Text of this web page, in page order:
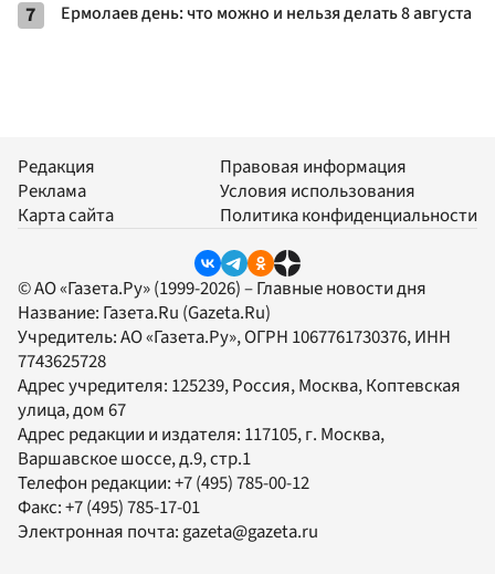
7 Ермолаев день: что можно и нельзя делать 8 августа
Редакция
Реклама
Карта сайта
Правовая информация
Условия использования
Политика конфиденциальности
© АО «Газета.Ру» (1999-2026) – Главные новости дня
Название: Газета.Ru (Gazeta.Ru)
Учредитель:АО «Газета.Ру», ОГРН 1067761730376, ИНН
7743625728
Адрес учредителя: 125239, Россия, Москва, Коптевская
улица, дом 67
Адрес редакции и издателя: 117105, г. Москва,
Варшавское шоссе, д.9, стр.1
Телефон редакции:+7 (495) 785-00-12
Факс:+7 (495) 785-17-01
Электронная почта:gazeta@gazeta.ru